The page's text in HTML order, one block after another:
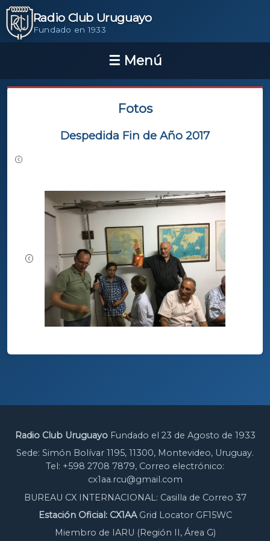
Radio Club Uruguayo
Fundado en 1933
Fotos
Despedida Fin de Año 2017
Radio Club UruguayoFundado el 23 de Agosto de 1933
Sede: Simón Bolívar 1195, 11300, Montevideo, Uruguay.
Tel: +598 2708 7879, Correo electrónico:
cx1aa.rcu@gmail.com
BUREAU CX INTERNACIONAL: Casilla de Correo 37
Estación Oficial: CX1AAGrid Locator GF15WC
Miembro de IARU (Región II, Área G)